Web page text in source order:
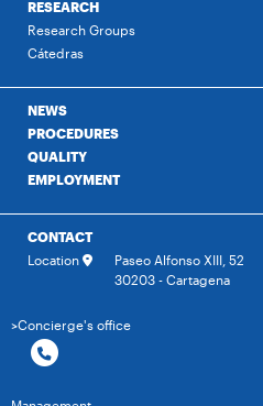
RESEARCH
Research Groups
Cátedras
NEWS
PROCEDURES
QUALITY
EMPLOYMENT
CONTACT
Location
Paseo Alfonso XIII, 52
30203 - Cartagena
>Concierge's office